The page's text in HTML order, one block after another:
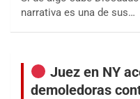
narrativa es una de sus…
Juez en NY
demoledoras